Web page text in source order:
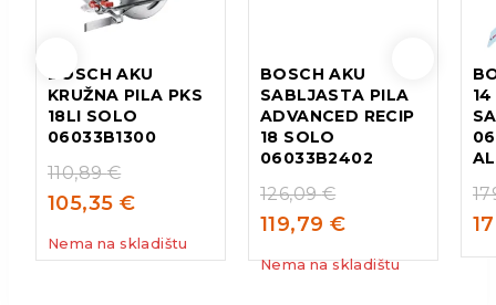
BOSCH AKU
KRUŽNA PILA PKS
18LI SOLO
06033B1300
110,89€
105,35 €
Nema na skladištu
BOSCH AKU
SABLJASTA PILA
ADVANCED RECIP
18 SOLO
06033B2402
126,09€
119,79 €
Nema na skladištu